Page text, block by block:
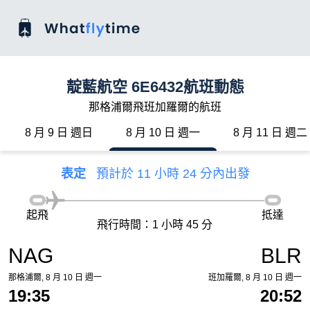
靛藍航空 6E6432航班動態
那格浦爾飛班加羅爾的航班
8 月 9 日 週日 8 月 10 日 週一 8 月 11 日 週二
表定 預計於 11 小時 24 分內出發
NAG
那格浦爾, 8 月 10 日 週一
19:35
起飛
飛行時間：1 小時 45 分
抵達
BLR
班加羅爾, 8 月 10 日 週一
20:52